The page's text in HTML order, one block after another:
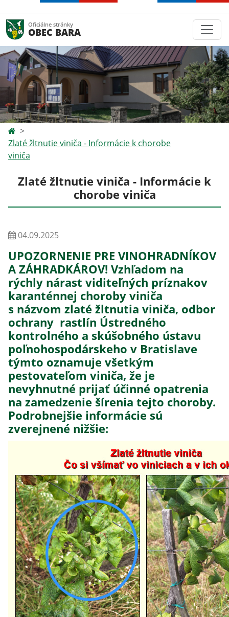
Oficiálne stránky
OBEC BARA
Zlaté žltnutie viniča - Informácie k chorobe
viniča
Zlaté žltnutie viniča - Informácie k
chorobe viniča
04.09.2025
UPOZORNENIE PRE VINOHRADNÍKOV
A ZÁHRADKÁROV! Vzhľadom na
rýchly nárast viditeľných príznakov
karanténnej choroby viniča
s názvom zlaté žltnutia viniča, odbor
ochrany rastlín Ústredného
kontrolného a skúšobného ústavu
poľnohospodárskeho v Bratislave
týmto oznamuje všetkým
pestovateľom viniča, že je
nevyhnutné prijať účinné opatrenia
na zamedzenie šírenia tejto choroby.
Podrobnejšie informácie sú
zverejnené nižšie: